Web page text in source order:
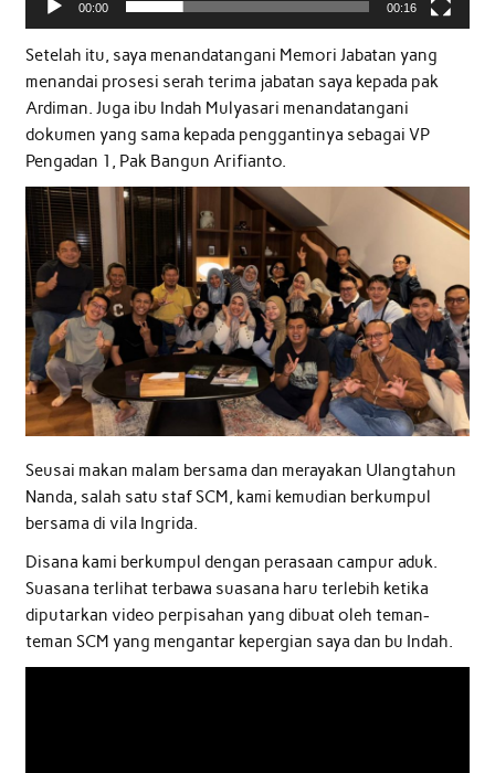
00:00 00:16
Setelah itu, saya menandatangani Memori Jabatan yang
menandai prosesi serah terima jabatan saya kepada pak
Ardiman. Juga ibu Indah Mulyasari menandatangani
dokumen yang sama kepada penggantinya sebagai VP
Pengadan 1, Pak Bangun Arifianto.
Seusai makan malam bersama dan merayakan Ulangtahun
Nanda, salah satu staf SCM, kami kemudian berkumpul
bersama di vila Ingrida.
Disana kami berkumpul dengan perasaan campur aduk.
Suasana terlihat terbawa suasana haru terlebih ketika
diputarkan video perpisahan yang dibuat oleh teman-
teman SCM yang mengantar kepergian saya dan bu Indah.